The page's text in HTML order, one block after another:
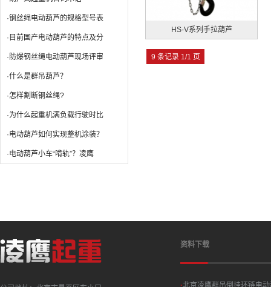
·钢丝绳电动葫芦的规格型号表
·目前国产电动葫芦的特点及分
·防爆钢丝绳电动葫芦现场评审
·什么是群吊葫芦？
·怎样割断钢丝绳?
·为什么起重机满负载行驶时比
·电动葫芦如何实现整机涂装？
·电动葫芦小车“啃轨”？凌鹰
HS-V系列手拉葫芦
9 条记录 1/1 页
资料下载
·北京凌鹰群吊倒挂环链电